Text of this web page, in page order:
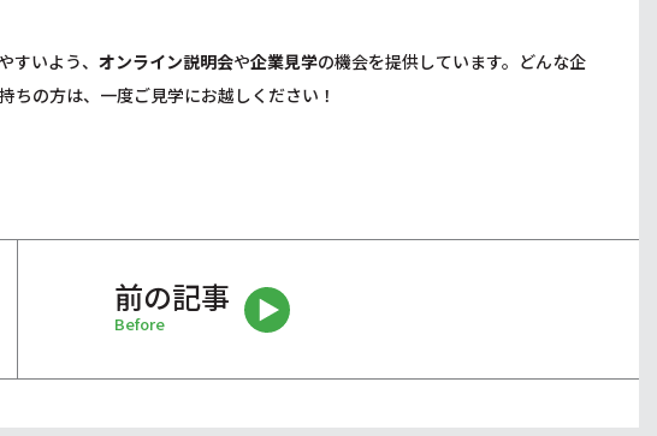
いよう、 オンライン説明会や企業見学の機会を提供しています。どんな企
の方は、一度ご見学にお越しください！
前の記事
Before